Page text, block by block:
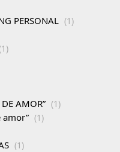
PERSONAL (1)
AMOR” (1)
amor” (1)
(1)